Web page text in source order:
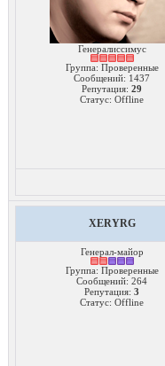
Генералиссимус
Группа: Проверенные
Сообщений: 1437
Репутация: 29
Статус: Offline
XERYRG
Генерал-майор
Группа: Проверенные
Сообщений: 264
Репутация: 3
Статус: Offline